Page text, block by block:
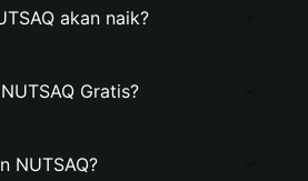
akan naik?
Gratis?
NUTSAQ?